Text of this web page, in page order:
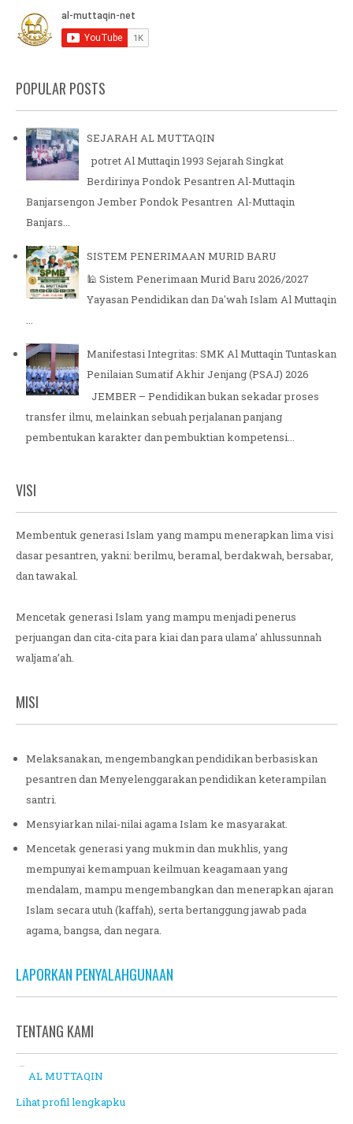
POPULAR POSTS
SEJARAH AL MUTTAQIN
potret Al Muttaqin 1993 Sejarah Singkat
Berdirinya Pondok Pesantren Al-Muttaqin
Banjarsengon Jember Pondok Pesantren Al-Muttaqin
Banjars...
SISTEM PENERIMAAN MURID BARU
🕌 Sistem Penerimaan Murid Baru 2026/2027
Yayasan Pendidikan dan Da'wah Islam Al Muttaqin
...
Manifestasi Integritas: SMK Al Muttaqin Tuntaskan
Penilaian Sumatif Akhir Jenjang (PSAJ) 2026
JEMBER – Pendidikan bukan sekadar proses
transfer ilmu, melainkan sebuah perjalanan panjang
pembentukan karakter dan pembuktian kompetensi...
VISI
Membentuk generasi Islam yang mampu menerapkan lima visi
dasar pesantren, yakni: berilmu, beramal, berdakwah, bersabar,
dan tawakal.
Mencetak generasi Islam yang mampu menjadi penerus
perjuangan dan cita-cita para kiai dan para ulama’ ahlussunnah
waljama’ah.
MISI
Melaksanakan, mengembangkan pendidikan berbasiskan
pesantren dan Menyelenggarakan pendidikan keterampilan
santri.
Mensyiarkan nilai-nilai agama Islam ke masyarakat.
Mencetak generasi yang mukmin dan mukhlis, yang
mempunyai kemampuan keilmuan keagamaan yang
mendalam, mampu mengembangkan dan menerapkan ajaran
Islam secara utuh (kaffah), serta bertanggung jawab pada
agama, bangsa, dan negara.
LAPORKAN PENYALAHGUNAAN
TENTANG KAMI
AL MUTTAQIN
Lihat profil lengkapku